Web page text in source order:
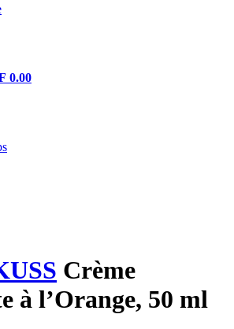
0.00
Crème
à l’Orange, 50 ml